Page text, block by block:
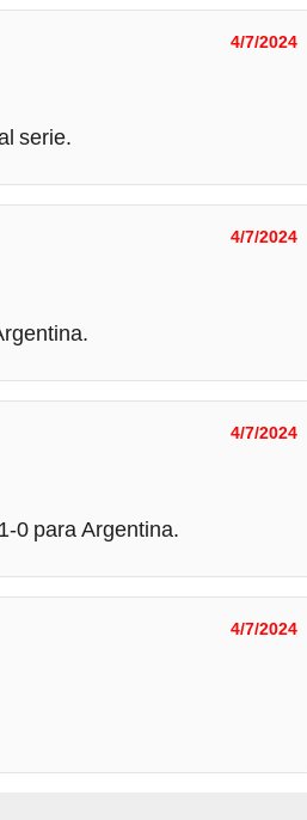
4/7/2024
serie.
4/7/2024
4/7/2024
0 para Argentina.
4/7/2024